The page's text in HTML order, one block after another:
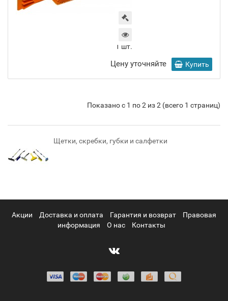
1 шт.
Цену уточняйте Купить
Показано с 1 по 2 из 2 (всего 1 страниц)
Щетки, скребки, губки и салфетки
Акции Доставка и оплата Гарантия и возврат
Правовая
информация
О нас Контакты